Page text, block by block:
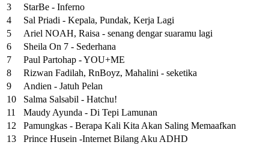
3
StarBe - Inferno
4
Sal Priadi - Kepala, Pundak, Kerja Lagi
5
Ariel NOAH, Raisa - senang dengar suaramu lagi
6
Sheila On 7 - Sederhana
7
Paul Partohap - YOU+ME
8
Rizwan Fadilah, RnBoyz, Mahalini - seketika
9
Andien - Jatuh Pelan
10
Salma Salsabil - Hatchu!
11
Maudy Ayunda - Di Tepi Lamunan
12
Pamungkas - Berapa Kali Kita Akan Saling Memaafkan
13
Prince Husein -Internet Bilang Aku ADHD